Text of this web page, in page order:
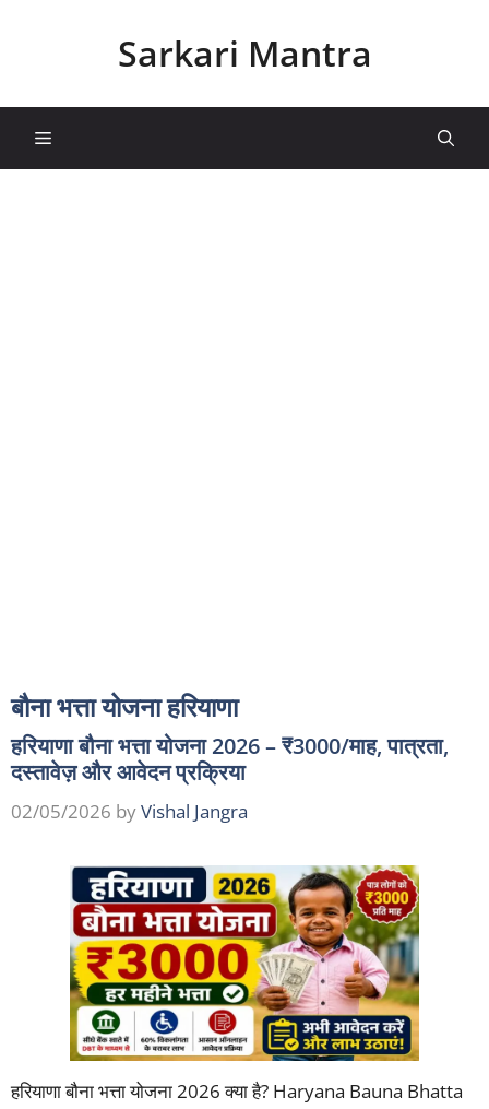
Sarkari Mantra
Menu
बौना भत्ता योजना हरियाणा
हरियाणा बौना भत्ता योजना 2026 – ₹3000/माह, पात्रता,
दस्तावेज़ और आवेदन प्रक्रिया
02/05/2026 byVishal Jangra
हरियाणा बौना भत्ता योजना 2026 क्या है? Haryana Bauna Bhatta